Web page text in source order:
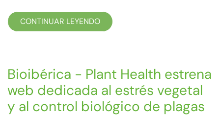
CONTINUAR LEYENDO
Bioibérica - Plant Health estrena
web dedicada al estrés vegetal
y al control biológico de plagas